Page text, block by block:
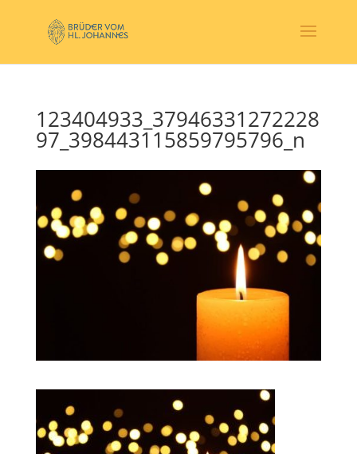
123404933_37946331272228
97_398443115859795796_n